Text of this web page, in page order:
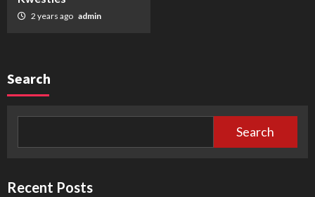
2 years ago admin
Search
Search
Recent Posts